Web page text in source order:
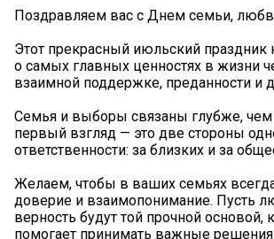
Поздравляем вас с Днем семьи,
Этот прекрасный июльский праздник
о самых главных ценностях в жизни
взаимной поддержке, преданности и
Семья и выборы связаны глубже, чем
первый взгляд — это две стороны
ответственности: за близких и за
Желаем, чтобы в ваших семьях
доверие и взаимопонимание. Пусть
верность будут той прочной основой,
помогает принимать важные